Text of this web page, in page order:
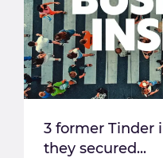
3 former Tinder
they secured...